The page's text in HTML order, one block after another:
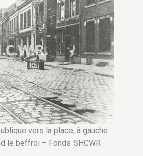
vers la place, à gauche
le beffroi – Fonds SHCWR